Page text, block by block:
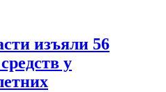
изъяли 56
у